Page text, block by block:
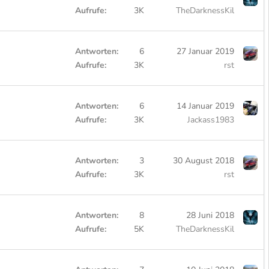
Aufrufe
3K
TheDarknessKil
Antworten
6
Aufrufe
3K
27 Januar 2019
rst
Antworten
6
Aufrufe
3K
14 Januar 2019
Jackass1983
Antworten
3
Aufrufe
3K
30 August 2018
rst
Antworten
8
Aufrufe
5K
28 Juni 2018
TheDarknessKil